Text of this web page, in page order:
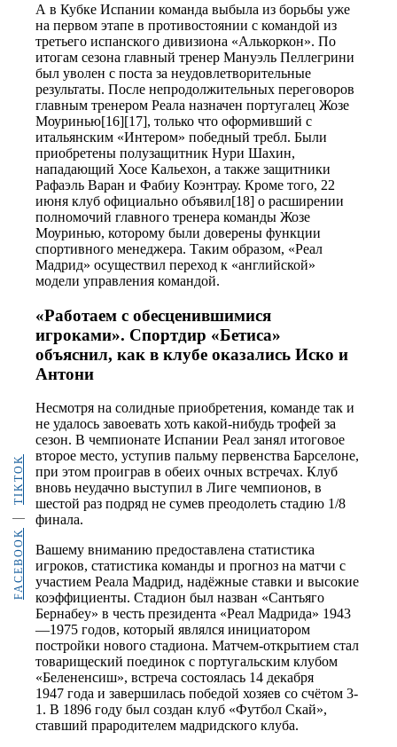
FACEBOOK
TIKTOK
А в Кубке Испании команда выбыла из борьбы уже
на первом этапе в противостоянии с командой из
третьего испанского дивизиона «Алькоркон». По
итогам сезона главный тренер Мануэль Пеллегрини
был уволен с поста за неудовлетворительные
результаты. После непродолжительных переговоров
главным тренером Реала назначен португалец Жозе
Моуринью[16][17], только что оформивший с
итальянским «Интером» победный требл. Были
приобретены полузащитник Нури Шахин,
нападающий Хосе Кальехон, а также защитники
Рафаэль Варан и Фабиу Коэнтрау. Кроме того, 22
июня клуб официально объявил[18] о расширении
полномочий главного тренера команды Жозе
Моуринью, которому были доверены функции
спортивного менеджера. Таким образом, «Реал
Мадрид» осуществил переход к «английской»
модели управления командой.
«Работаем с обесценившимися
игроками». Спортдир «Бетиса»
объяснил, как в клубе оказались Иско и
Антони
Несмотря на солидные приобретения, команде так и
не удалось завоевать хоть какой-нибудь трофей за
сезон. В чемпионате Испании Реал занял итоговое
второе место, уступив пальму первенства Барселоне,
при этом проиграв в обеих очных встречах. Клуб
вновь неудачно выступил в Лиге чемпионов, в
шестой раз подряд не сумев преодолеть стадию 1/8
финала.
Вашему вниманию предоставлена статистика
игроков, статистика команды и прогноз на матчи с
участием Реала Мадрид, надёжные ставки и высокие
коэффициенты. Стадион был назван «Сантьяго
Бернабеу» в честь президента «Реал Мадрида» 1943
—1975 годов, который являлся инициатором
постройки нового стадиона. Матчем-открытием стал
товарищеский поединок с португальским клубом
«Белененсиш», встреча состоялась 14 декабря
1947 года и завершилась победой хозяев со счётом 3-
1. В 1896 году был создан клуб «Футбол Скай»,
ставший прародителем мадридского клуба.